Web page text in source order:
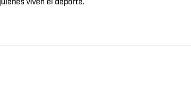
viven el deporte.